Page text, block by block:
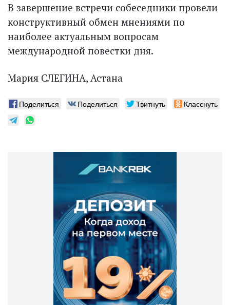
В завершение встречи собеседники провели
конструктивный обмен мнениями по
наиболее актуальным вопросам
международной повестки дня.
Мария СЛЕГИНА, Астана
Поделиться Поделиться Твитнуть Класснуть